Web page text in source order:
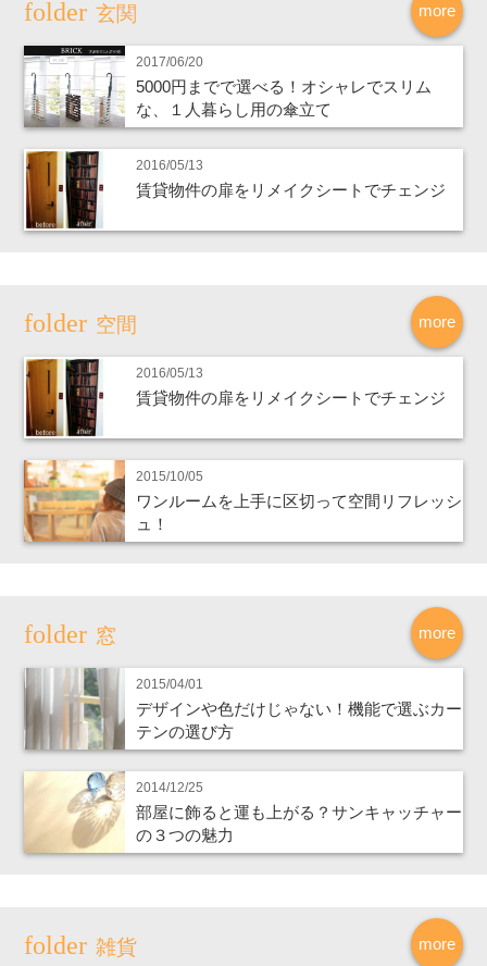
more
玄関
2017/06/20
5000円までで選べる！オシャレでスリム
な、１人暮らし用の傘立て
2016/05/13
賃貸物件の扉をリメイクシートでチェンジ
more
空間
2016/05/13
賃貸物件の扉をリメイクシートでチェンジ
2015/10/05
ワンルームを上手に区切って空間リフレッシ
ュ！
more
窓
2015/04/01
デザインや色だけじゃない！機能で選ぶカー
テンの選び方
2014/12/25
部屋に飾ると運も上がる？サンキャッチャー
の３つの魅力
more
雑貨